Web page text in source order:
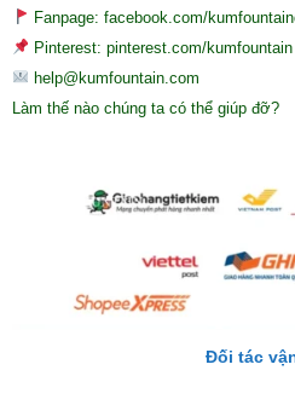
Fanpage: facebook.com/
Pinterest: pinterest.com/kumfountain
help@kumfountain.com
Làm thế nào chúng ta có thể giúp đỡ?
Đối tác